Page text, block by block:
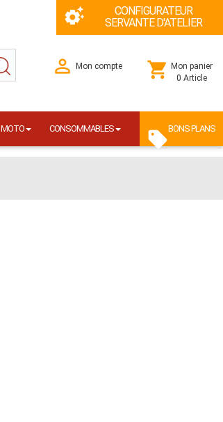
CONFIGURATEUR
SERVANTE D'ATELIER
Mon compte
Mon panier
0 Article
MOTO CONSOMMABLES BONS PLANS